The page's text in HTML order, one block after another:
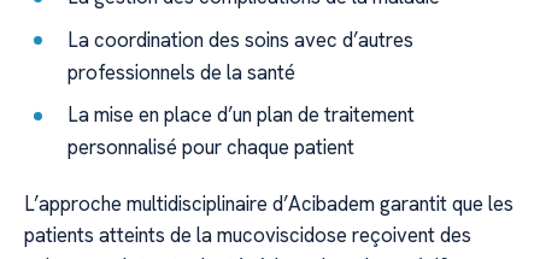
La coordination des soins avec d’autres
professionnels de la santé
La mise en place d’un plan de traitement
personnalisé pour chaque patient
L’approche multidisciplinaire d’Acibadem garantit que les
patients atteints de la mucoviscidose reçoivent des